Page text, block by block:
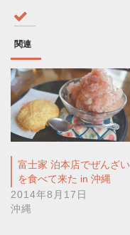
関連
富士家 泊本店でぜんざい
を食べて来た in 沖縄
2014年8月17日
沖縄